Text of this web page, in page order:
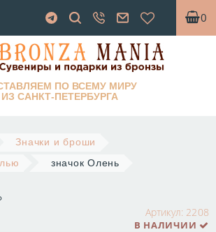
0
ПО ВСЕМУ МИРУ
ИЗ САНКТ-ПЕТЕРБУРГА
Значки и броши
значок Олень
Артикул: 2208
В НАЛИЧИИ